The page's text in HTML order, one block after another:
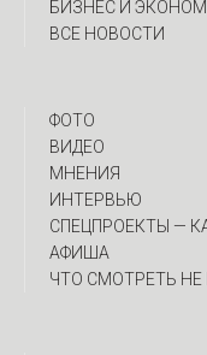
БИЗНЕС И
ВСЕ НОВОСТИ
ФОТО
ВИДЕО
МНЕНИЯ
ИНТЕРВЬЮ
CПЕЦПРОЕКТЫ —
АФИША
ЧТО СМОТРЕТЬ НЕ